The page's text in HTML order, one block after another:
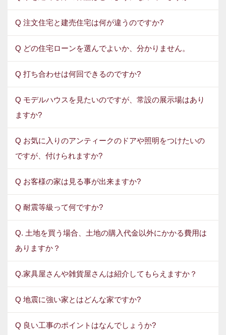
Q 注文住宅と建売住宅は何が違うのですか?
Q どの住宅ローンを選んでよいか、分かりません。
Q 打ち合わせは何回できるのですか?
Q モデルハウスを見たいのですが、常設の展示場はあり
ますか?
Q お気に入りのアンティークのドアや照明をつけたいの
ですが、付けられますか?
Q お客様の家は見る事が出来ますか?
Q 耐震等級って何ですか?
Q. 土地を買う場合、土地の購入代金以外にかかる費用は
ありますか？
Q.家具屋さんや雑貨屋さんは紹介してもらえますか？
Q 地震に強い家とはどんな家ですか?
Q 良い工事のポイントはなんでしょうか?